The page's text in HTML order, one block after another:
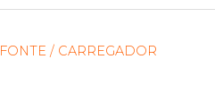
FONTE / CARREGADOR